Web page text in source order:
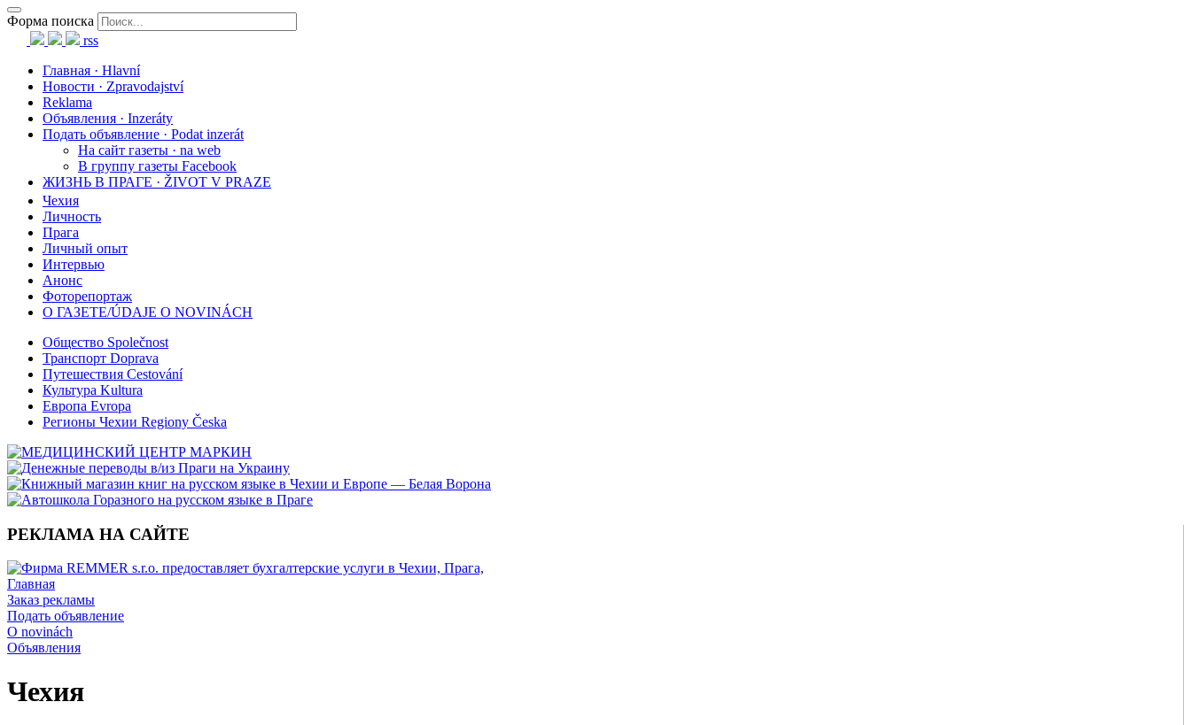
Форма поиска
rss
Главная · Hlavní
Новости · Zpravodajství
Reklama
Объявления · Inzeráty
Подать объявление · Podat inzerát
На сайт газеты · na web
В группу газеты Facebook
ЖИЗНЬ В ПРАГЕ · ŽIVOT V PRAZE
Чехия
Личность
Прага
Личный опыт
Интервью
Анонс
Фоторепортаж
О ГАЗЕТЕ/ÚDAJE O NOVINÁCH
Общество Společnost
Транспорт Doprava
Путешествия Cestování
Культура Kultura
Европа Evropa
Регионы Чехии Regiony Česka
РЕКЛАМА НА САЙТЕ
Главная
Заказ рекламы
Подать объявление
O novinách
Объявления
Чехия